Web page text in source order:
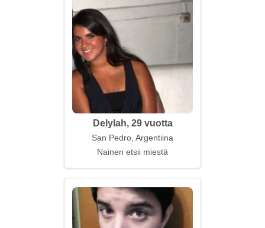
Delylah, 29 vuotta
San Pedro, Argentiina
Nainen etsii miestä